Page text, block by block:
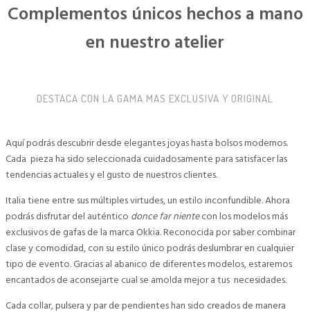
Complementos únicos hechos a mano
en nuestro atelier
DESTACA CON LA GAMA MAS EXCLUSIVA Y ORIGINAL
Aquí podrás descubrir desde elegantes joyas hasta bolsos modernos.
Cada pieza ha sido seleccionada cuidadosamente para satisfacer las
tendencias actuales y el gusto de nuestros clientes.
Italia tiene entre sus múltiples virtudes, un estilo inconfundible. Ahora
podrás disfrutar del auténtico donce far nientecon los modelos más
exclusivos de gafas de la marca Okkia. Reconocida por saber combinar
clase y comodidad, con su estilo único podrás deslumbrar en cualquier
tipo de evento. Gracias al abanico de diferentes modelos, estaremos
encantados de aconsejarte cual se amolda mejor a tus necesidades.
Cada collar, pulsera y par de pendientes han sido creados de manera